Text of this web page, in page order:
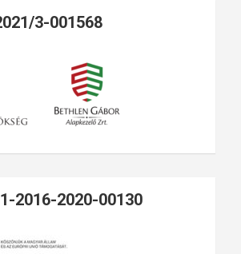
3-001568
2016-2020-00130